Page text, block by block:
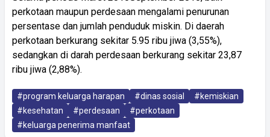
perkotaan maupun perdesaan mengalami penurunan
persentase dan jumlah penduduk miskin. Di daerah
perkotaan berkurang sekitar 5.95 ribu jiwa (3,55%),
sedangkan di darah perdesaan berkurang sekitar 23,87
ribu jiwa (2,88%).
#program keluarga harapan #dinas sosial
#kemiskian
#kesehatan
#perdesaan
#perkotaan
#keluarga penerima manfaat